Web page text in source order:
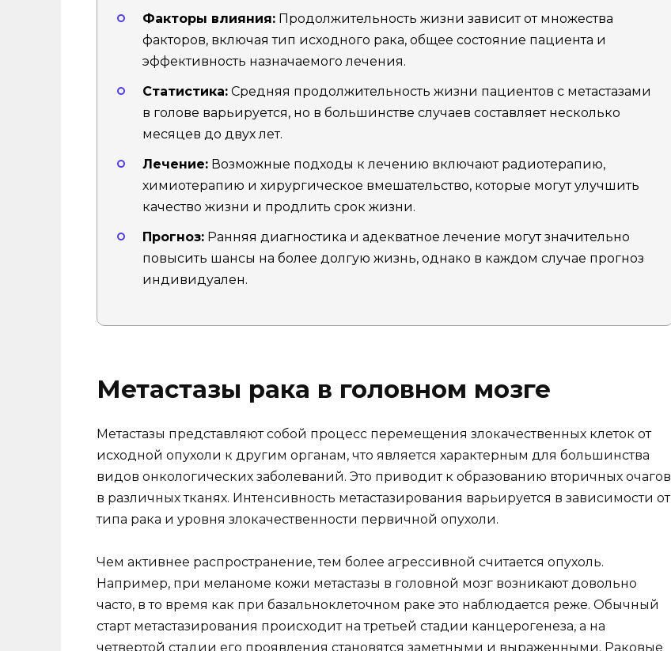
Факторы влияния: Продолжительность жизни зависит от множества
факторов, включая тип исходного рака, общее состояние пациента и
эффективность назначаемого лечения.
Статистика: Средняя продолжительность жизни пациентов с метастазами
в голове варьируется, но в большинстве случаев составляет несколько
месяцев до двух лет.
Лечение: Возможные подходы к лечению включают радиотерапию,
химиотерапию и хирургическое вмешательство, которые могут улучшить
качество жизни и продлить срок жизни.
Прогноз: Ранняя диагностика и адекватное лечение могут значительно
повысить шансы на более долгую жизнь, однако в каждом случае прогноз
индивидуален.
Метастазы рака в головном мозге
Метастазы представляют собой процесс перемещения злокачественных клеток от
исходной опухоли к другим органам, что является характерным для большинства
видов онкологических заболеваний. Это приводит к образованию вторичных очагов
в различных тканях. Интенсивность метастазирования варьируется в зависимости от
типа рака и уровня злокачественности первичной опухоли.
Чем активнее распространение, тем более агрессивной считается опухоль.
Например, при меланоме кожи метастазы в головной мозг возникают довольно
часто, в то время как при базальноклеточном раке это наблюдается реже. Обычный
старт метастазирования происходит на третьей стадии канцерогенеза, а на
четвертой стадии его проявления становятся заметными и выраженными. Раковые